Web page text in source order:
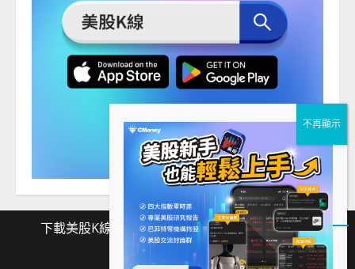
下載美股K線 Facebook Instagram Twitter
Facebook
Instagram
Twitter